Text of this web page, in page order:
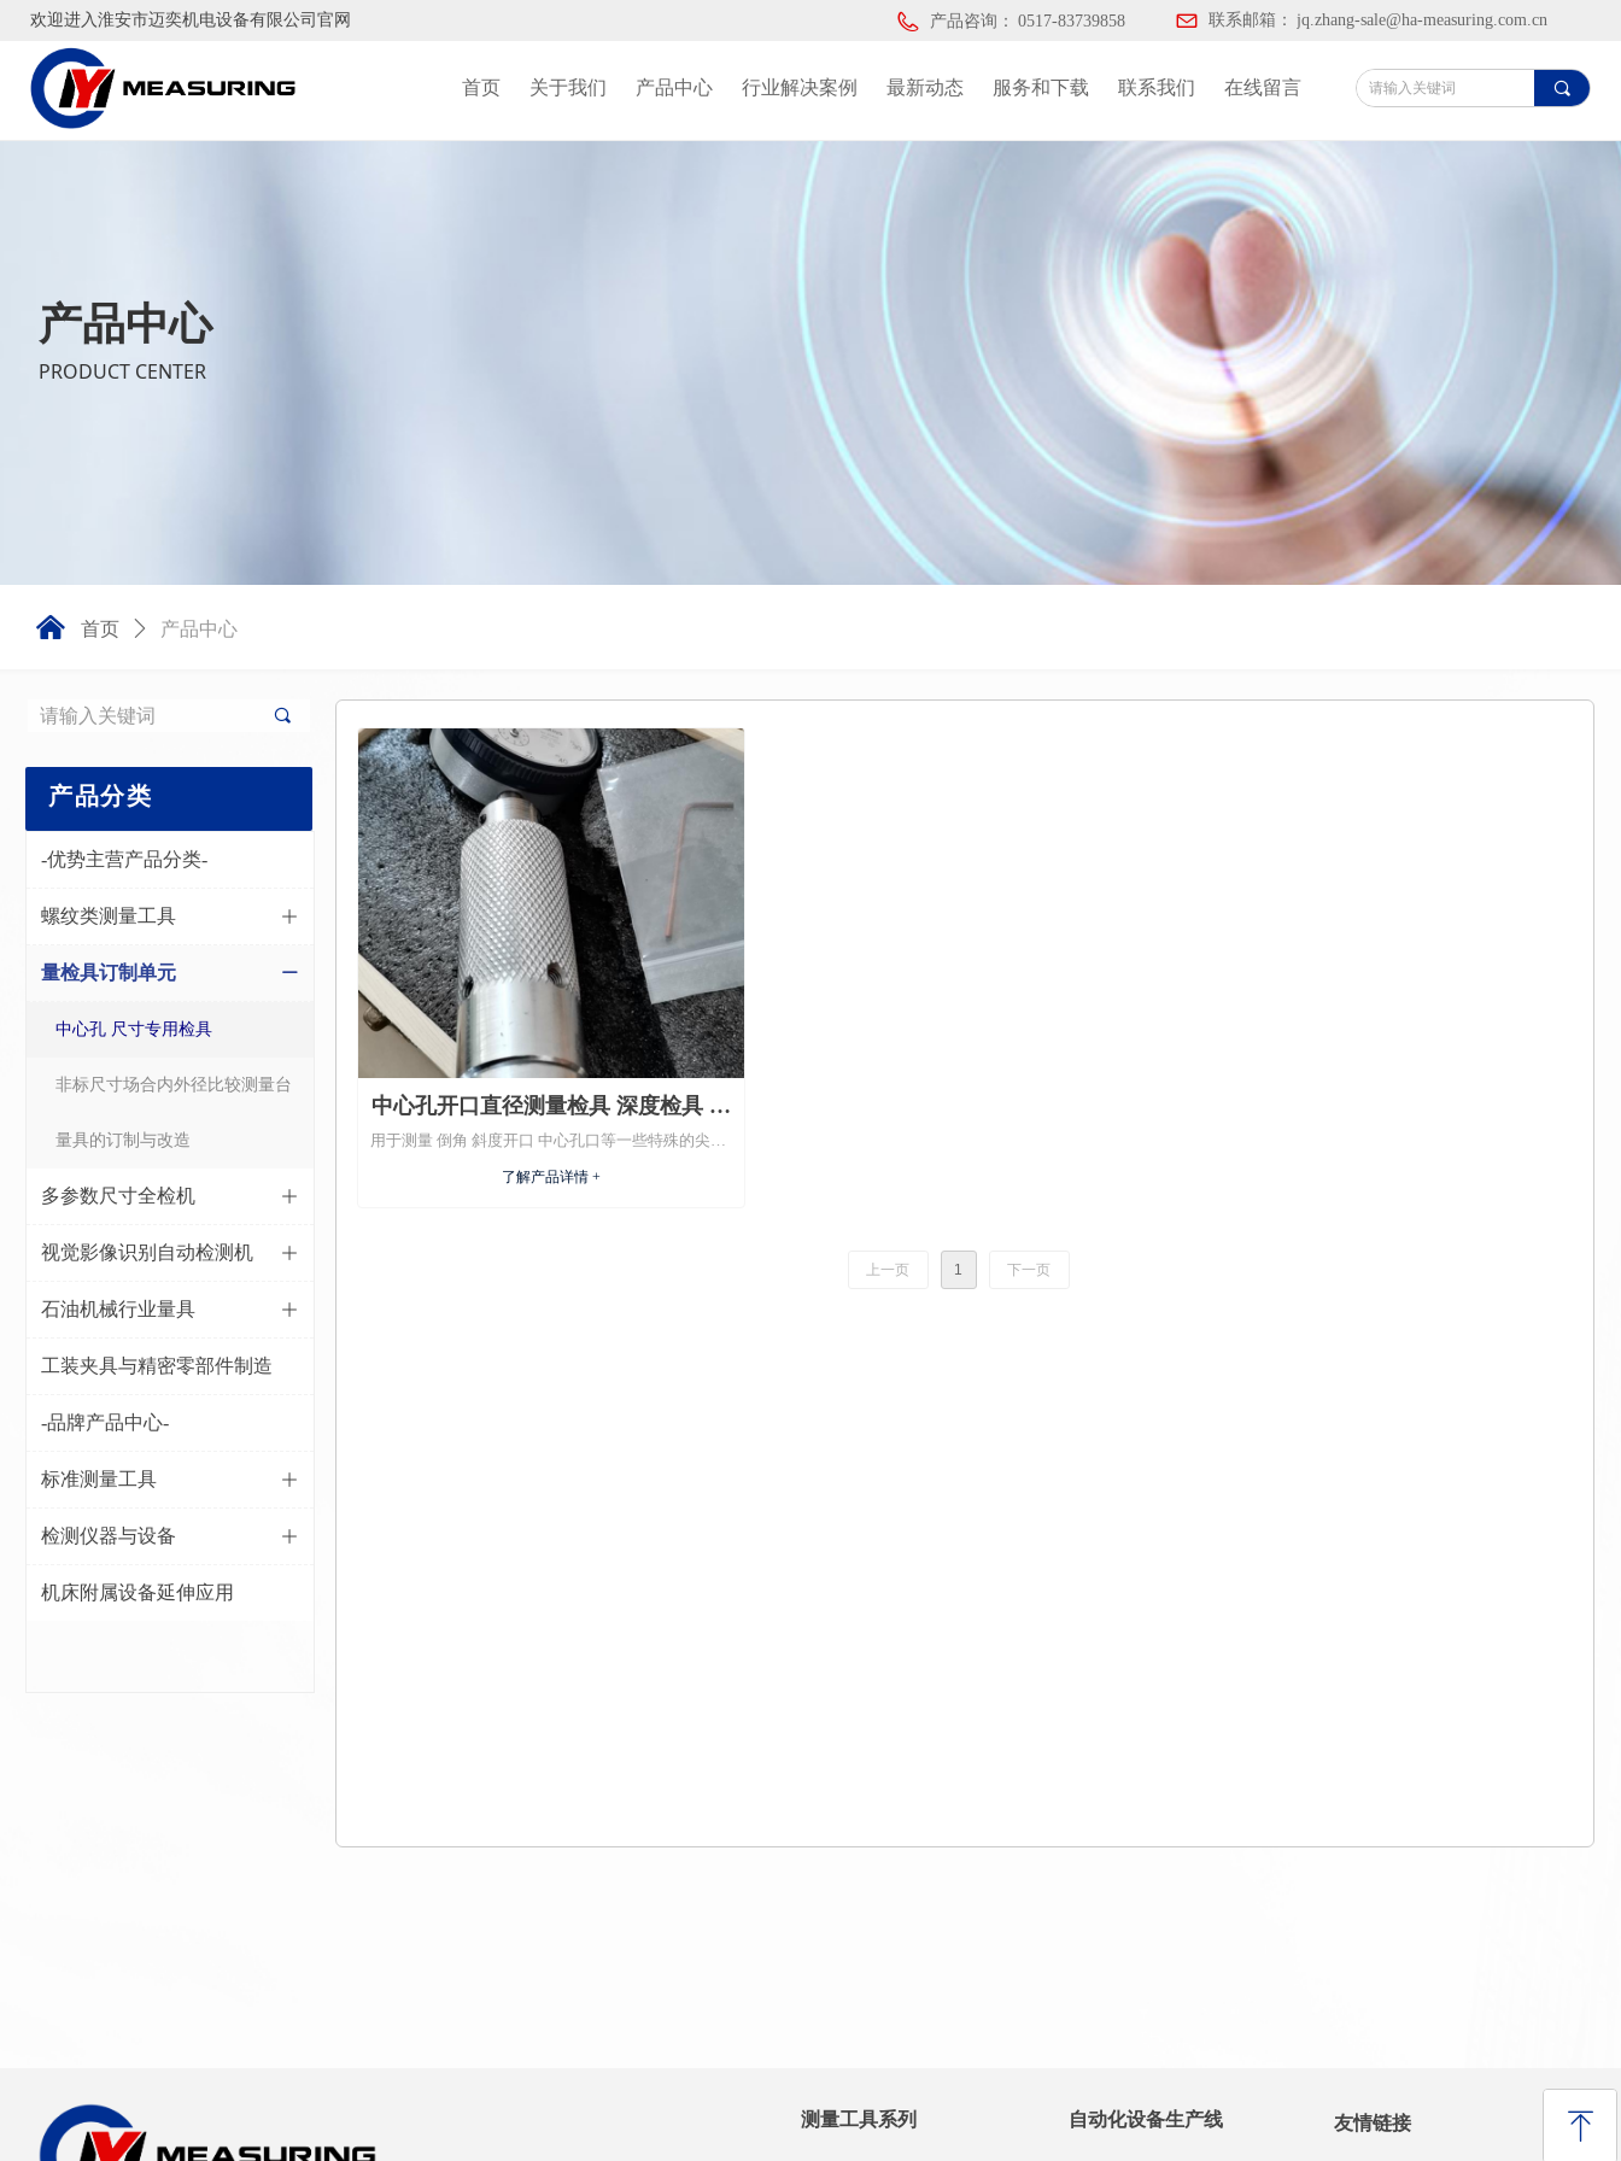
首页 关于我们 产品中心 行业解决案例 最新动态 服务和下载 联系我们 在线留言
欢迎进入淮安市迈奕机电设备有限公司官网 产品咨询： 0517-83739858 联系邮箱： jq.zhang-sale@ha-measuring.com.cn
끠
낀 首页 ꄲ 产品中心
产品中心
PRODUCT CENTER
产品分类
끠
-优势主营产品分类-
ꄶ
螺纹类测量工具
ꄵ
量检具订制单元
中心孔 尺寸专用检具
非标尺寸场合内外径比较测量台
量具的订制与改造
ꄶ
多参数尺寸全检机
ꄶ
视觉影像识别自动检测机
ꄶ
石油机械行业量具
工装夹具与精密零部件制造
-品牌产品中心-
ꄶ
标准测量工具
ꄶ
检测仪器与设备
机床附属设备延伸应用
中心孔开口直径测量检具 深度检具 倒
角开口直径检具
用于测量 倒角 斜度开口 中心孔口等一些特殊的尖点
了解产品详情 +
上一页 1 下一页
友情链接
测量工具系列 自动化设备生产线 ꁸ